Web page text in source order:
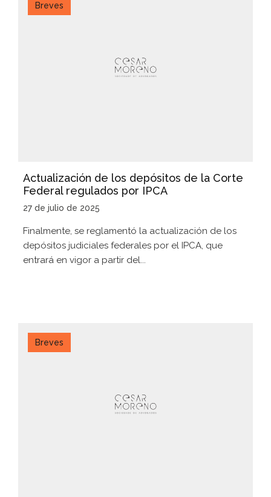
Breves
Actualización de los depósitos de la Corte
Federal regulados por IPCA
27 de julio de 2025
Finalmente, se reglamentó la actualización de los
depósitos judiciales federales por el IPCA, que
entrará en vigor a partir del...
Breves